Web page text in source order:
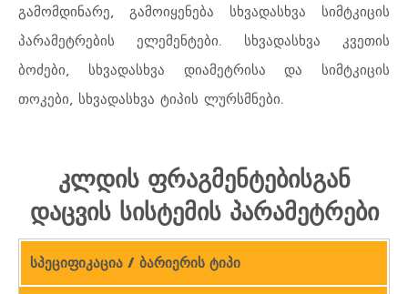
გამომდინარე, გამოიყენება სხვადასხვა სიმტკიცის
პარამეტრების ელემენტები. სხვადასხვა კვეთის
ბოძები, სხვადასხვა დიამეტრისა და სიმტკიცის
თოკები, სხვადასხვა ტიპის ლურსმნები.
კლდის ფრაგმენტებისგან
დაცვის სისტემის პარამეტრები
სპეციფიკაცია / ბარიერის ტიპი